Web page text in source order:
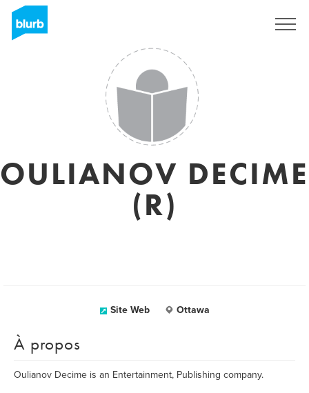
OULIANOV DECIME
(R)
Site Web Ottawa
À propos
Oulianov Decime is an Entertainment, Publishing company.